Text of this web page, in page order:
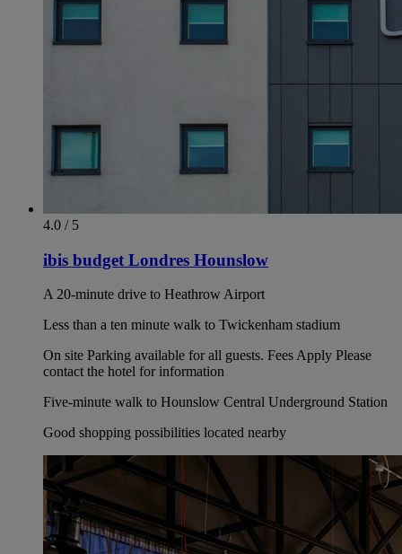
4.0 / 5
ibis budget Londres Hounslow
A 20-minute drive to Heathrow Airport
Less than a ten minute walk to Twickenham stadium
On site Parking available for all guests. Fees Apply Please
contact the hotel for information
Five-minute walk to Hounslow Central Underground Station
Good shopping possibilities located nearby